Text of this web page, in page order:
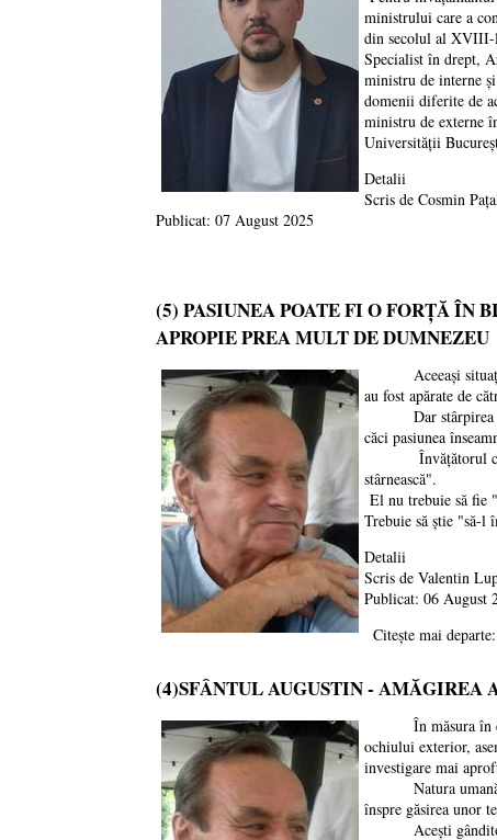
ministrului care a
din secolul al XVIII-
Specialist în drept,
ministru de interne
domenii diferite de
ministru de externe
Universității
Detalii
Scris de Cosmin
Publicat: 07 August 2025
(5) PASIUNEA POATE FI O FORȚĂ ÎN
APROPIE PREA MULT DE DUMNEZEU
Aceeași situație
au fost apărate de
Dar stârpirea
căci pasiunea
Învățătorul creștin
stârnească".
El nu trebuie să fie
Trebuie să știe "să-l
Detalii
Scris de Valentin
Publicat: 06 August
Citește mai
(4)SFÂNTUL AUGUSTIN - AMĂGIREA
În măsura în care
ochiului exterior,
investigare mai
Natura umană
înspre găsirea unor
Acești gânditori